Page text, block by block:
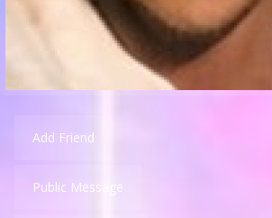
Add Friend
Public Message